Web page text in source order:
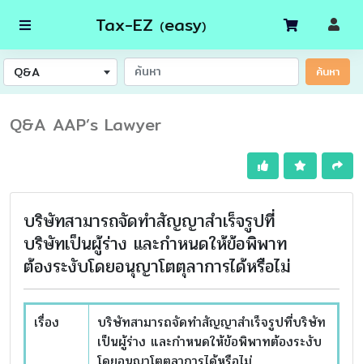
Tax-EZ (easy)
Q&A ค้นหา
Q&A AAP’s Lawyer
บริษัทสามารถจัดทำสัญญาสำเร็จรูปที่
บริษัทเป็นผู้ร่าง และกำหนดให้ข้อพิพาท
ต้องระงับโดยอนุญาโตตุลาการได้หรือไม่
เรื่อง
บริษัทสามารถจัดทำสัญญาสำเร็จรูปที่บริษัท
เป็นผู้ร่าง และกำหนดให้ข้อพิพาทต้องระงับ